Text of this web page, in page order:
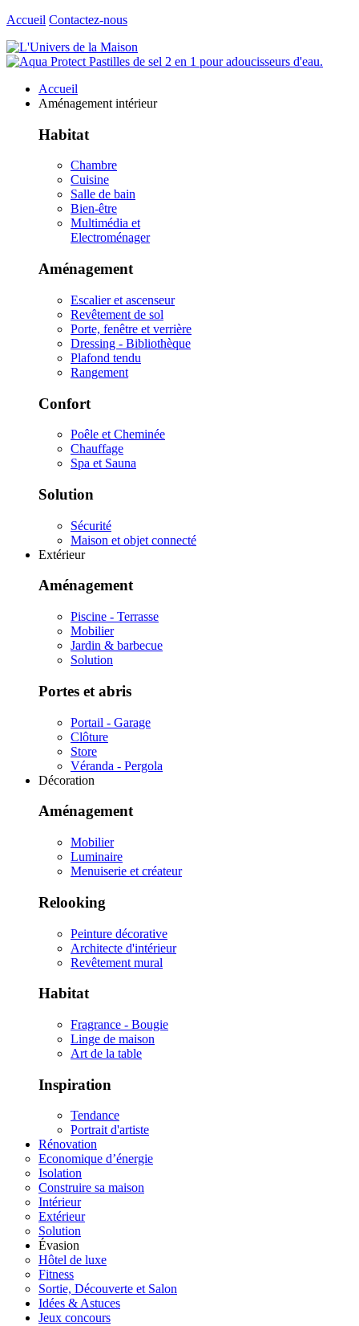
Accueil Contactez-nous
Accueil
Aménagement intérieur
Habitat
Chambre
Cuisine
Salle de bain
Bien-être
Multimédia et
Electroménager
Aménagement
Escalier et ascenseur
Revêtement de sol
Porte, fenêtre et verrière
Dressing - Bibliothèque
Plafond tendu
Rangement
Confort
Poêle et Cheminée
Chauffage
Spa et Sauna
Solution
Sécurité
Maison et objet connecté
Extérieur
Aménagement
Piscine - Terrasse
Mobilier
Jardin & barbecue
Solution
Portes et abris
Portail - Garage
Clôture
Store
Véranda - Pergola
Décoration
Aménagement
Mobilier
Luminaire
Menuiserie et créateur
Relooking
Peinture décorative
Architecte d'intérieur
Revêtement mural
Habitat
Fragrance - Bougie
Linge de maison
Art de la table
Inspiration
Tendance
Portrait d'artiste
Rénovation
Economique d’énergie
Isolation
Construire sa maison
Intérieur
Extérieur
Solution
Évasion
Hôtel de luxe
Fitness
Sortie, Découverte et Salon
Idées & Astuces
Jeux concours